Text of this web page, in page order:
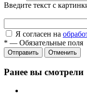
Введите текст с
Я согласен на
* — Обязательные поля
Отправить Отменить
Ранее вы смотрели